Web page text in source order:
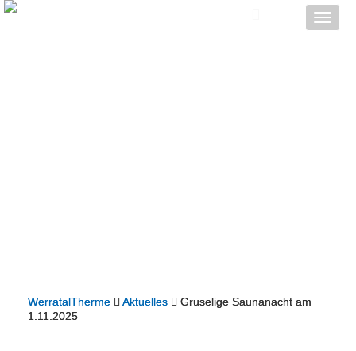
Toggle
WerratalTherme Aktuelles
Gruselige Saunanacht am
1.11.2025